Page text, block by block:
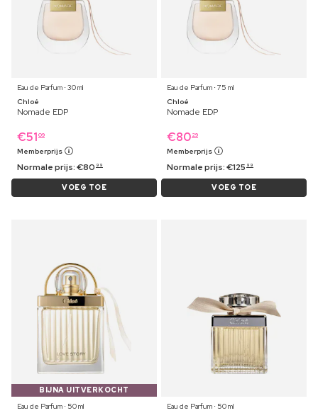
Eau de Parfum ⋅ 30 ml
Chloé
Nomade EDP
€51 09
Memberprijs
Normale prijs:€80 99
VOEG TOE
Eau de Parfum ⋅ 75 ml
Chloé
Nomade EDP
€80 29
Memberprijs
Normale prijs:€125 99
VOEG TOE
BIJNA UITVERKOCHT
Eau de Parfum ⋅ 50 ml
Eau de Parfum ⋅ 50 ml